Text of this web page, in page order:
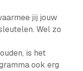
jij jouw
Wel zo
is het
ook erg